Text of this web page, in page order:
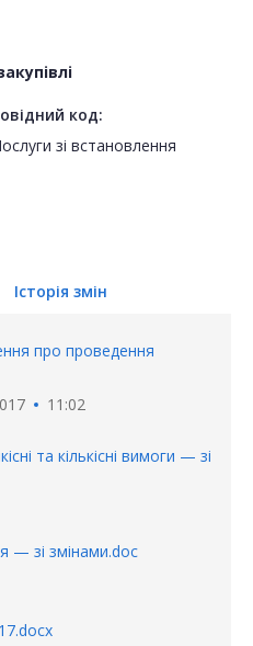
код:
зі встановлення
Історія змін
про проведення
11:02
та кількісні вимоги — зі
— зі змінами.doc